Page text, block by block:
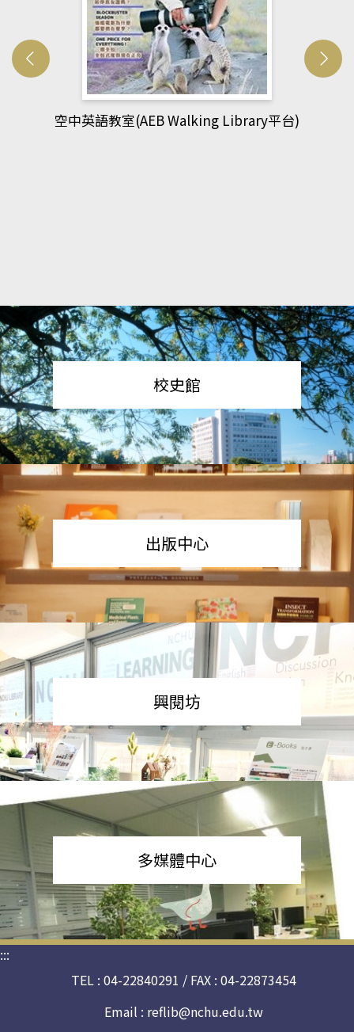
網管人(kono平台)
校史館
出版中心
興閱坊
多媒體中心
:::
TEL : 04-22840291 / FAX : 04-22873454
Email : reflib@nchu.edu.tw